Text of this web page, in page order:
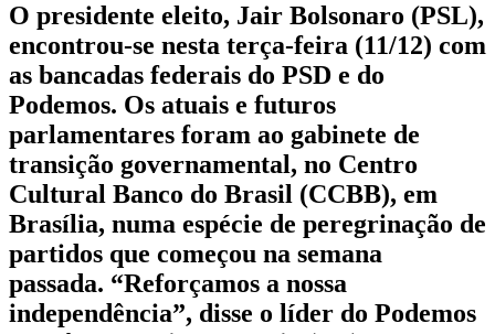
O presidente eleito, Jair Bolsonaro (PSL),
encontrou-se nesta terça-feira (11/12) com
as bancadas federais do PSD e do
Podemos. Os atuais e futuros
parlamentares foram ao gabinete de
transição governamental, no Centro
Cultural Banco do Brasil (CCBB), em
Brasília, numa espécie de peregrinação de
partidos que começou na semana
passada. “Reforçamos a nossa
independência”, disse o líder do Podemos